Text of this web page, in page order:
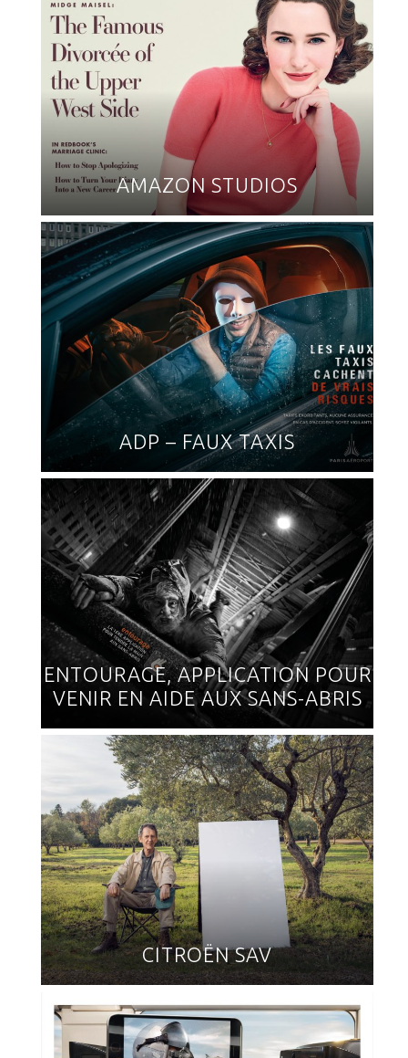
AMAZON STUDIOS
ADP – FAUX TAXIS
ENTOURAGE, APPLICATION POUR
VENIR EN AIDE AUX SANS-ABRIS
CITROËN SAV